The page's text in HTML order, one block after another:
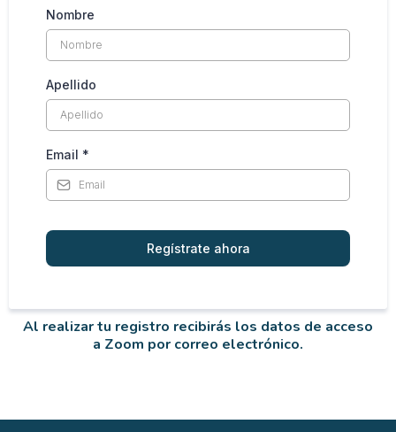
Nombre
Apellido
Email *
Regístrate ahora
Al realizar tu registro recibirás los datos de acceso
a Zoom por correo electrónico.